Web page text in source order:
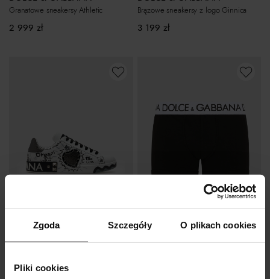
Zgoda Szczegóły O plikach cookies
Pliki cookies
Granatowe sneakersy Athletic
2 999 zł
Brązowe sneakersy z logo Ginnica
3 199 zł
DOLCE & GABBANA
Białe skórzane sneakersy Portofino
DOLCE & GABBANA